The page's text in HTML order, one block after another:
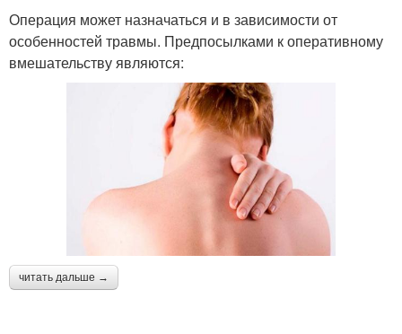
Операция может назначаться и в зависимости от
особенностей травмы. Предпосылками к оперативному
вмешательству являются:
читать дальше →